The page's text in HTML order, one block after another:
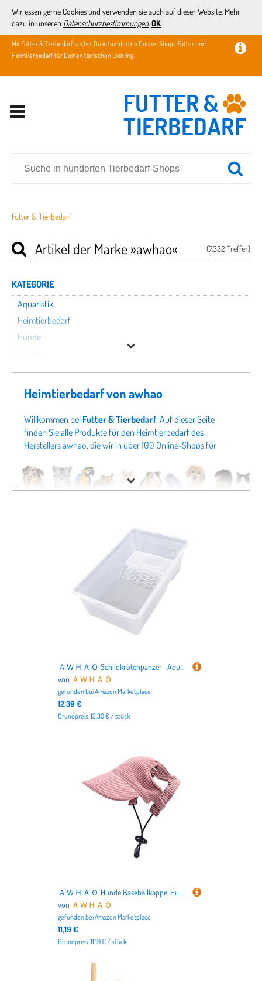
Wir essen gerne Cookies und verwenden sie auch auf dieser Website. Mehr
dazu in unseren Datenschutzbestimmungen. OK
Mit Futter & Tierbedarf suchst Du in hunderten Online-Shops Futter und
Heimtierbedarf für Deinen tierischen Liebling.
Futter & Tierbedarf
(7.332 Treffer)
Artikel der Marke»awhao«
KATEGORIE
Aquaristik
Heimtierbedarf
Hunde
Kleintiere
Nutztiere
Pferde
Terraristik
Vögel
awhao
Preis
Heimtierbedarf von awhao
Willkommen bei Futter & Tierbedarf. Auf dieser Seite
finden Sie alle Produkte für den Heimtierbedarf des
Herstellers awhao, die wir in über 100 Online-Shops für
Sie auch direkt in unseren Fachabteilungen
Aquaristik von
awhao
oder Angeboten für Hunde von awhao
schauen.
nicht nur alles für Deutschlands beliebteste Haustiere
, sondern auch für Vögel Kleintiere
bis hin zu dem Tierbedarf für Pferde
ＡＷＨＡＯ Schildkrötenpanzer -Aquarium -Haustier -Terrarien mit Plattform -Reptilienzüchter für die Zucht, M
von ＡＷＨＡＯ
gefunden beiAmazon Marketplace
12,39 €
Grundpreis: 12.39 € / stück
ＡＷＨＡＯ Hunde Baseballkappe, Hunde Sonnenhut, Hundehüte für Kleine Und Mittelgroße Hunde mit Ohrlöchern, Verstellbarer Cord Lässiger Haustierhut für Outdoor S, rosa S
von ＡＷＨＡＯ
gefunden beiAmazon Marketplace
11,19 €
Grundpreis: 11.19 € / stück